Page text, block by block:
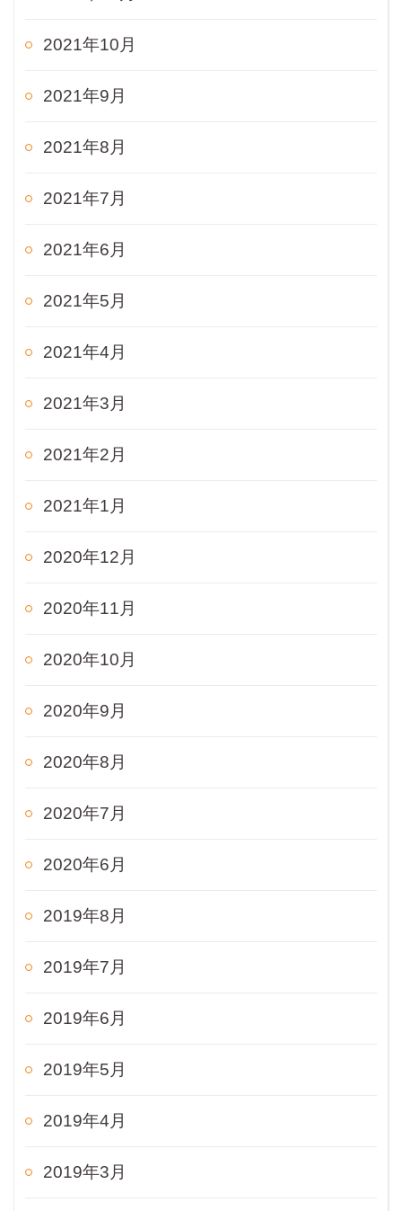
2021年10月
2021年9月
2021年8月
2021年7月
2021年6月
2021年5月
2021年4月
2021年3月
2021年2月
2021年1月
2020年12月
2020年11月
2020年10月
2020年9月
2020年8月
2020年7月
2020年6月
2019年8月
2019年7月
2019年6月
2019年5月
2019年4月
2019年3月